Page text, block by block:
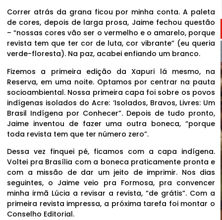
Correr atrás da grana ficou por minha conta. A paleta
de cores, depois de larga prosa, Jaime fechou questão
– “nossas cores vão ser o vermelho e o amarelo, porque
revista tem que ter cor de luta, cor vibrante” (eu queria
verde-floresta). Na paz, acabei enfiando um branco.
Fizemos a primeira edição da Xapuri lá mesmo, na
Reserva, em uma noite. Optamos por centrar na pauta
socioambiental. Nossa primeira capa foi sobre os povos
indígenas isolados do Acre: ‘Isolados, Bravos, Livres: Um
Brasil Indígena por Conhecer”. Depois de tudo pronto,
Jaime inventou de fazer uma outra boneca, “porque
toda revista tem que ter número zero”.
Dessa vez finquei pé, ficamos com a capa indígena.
Voltei pra Brasília com a boneca praticamente pronta e
com a missão de dar um jeito de imprimir. Nos dias
seguintes, o Jaime veio pra Formosa, pra convencer
minha irmã Lúcia a revisar a revista, “de grátis”. Com a
primeira revista impressa, a próxima tarefa foi montar o
Conselho Editorial.